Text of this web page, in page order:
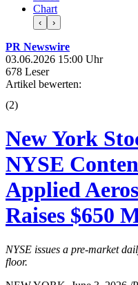
Chart
‹ ›
PR Newswire
03.06.2026 15:00 Uhr
678 Leser
Artikel bewerten:
(2)
New York
NYSE
Applied
Raises $650
NYSE issues a pre-market
floor.